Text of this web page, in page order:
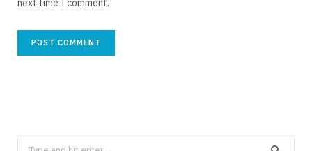
next time I comment.
Search